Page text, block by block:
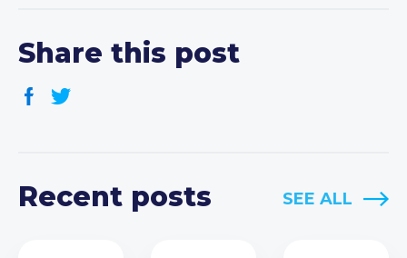
Share this post
Recent posts SEE ALL